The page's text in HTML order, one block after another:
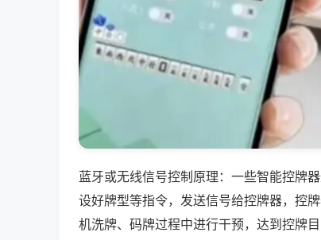
蓝牙或无线信号控制原理：一些智能控牌
设好牌型等指令，发送信号给控牌器，控
机洗牌、码牌过程中进行干预，达到控牌目